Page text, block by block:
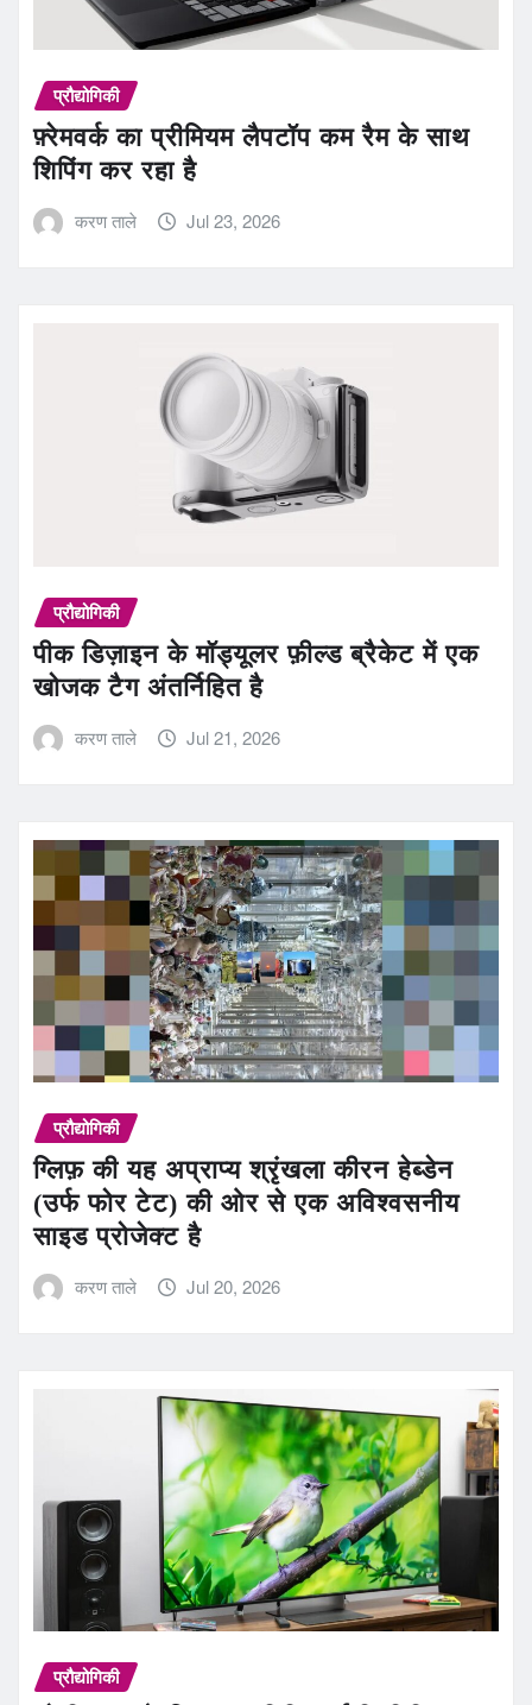
प्रौद्योगिकी
फ़्रेमवर्क का प्रीमियम लैपटॉप कम रैम के साथ
शिपिंग कर रहा है
करण ताले Jul 23, 2026
प्रौद्योगिकी
पीक डिज़ाइन के मॉड्यूलर फ़ील्ड ब्रैकेट में एक
खोजक टैग अंतर्निहित है
करण ताले Jul 21, 2026
प्रौद्योगिकी
ग्लिफ़ की यह अप्राप्य श्रृंखला कीरन हेब्डेन
(उर्फ फोर टेट) की ओर से एक अविश्वसनीय
साइड प्रोजेक्ट है
करण ताले Jul 20, 2026
प्रौद्योगिकी